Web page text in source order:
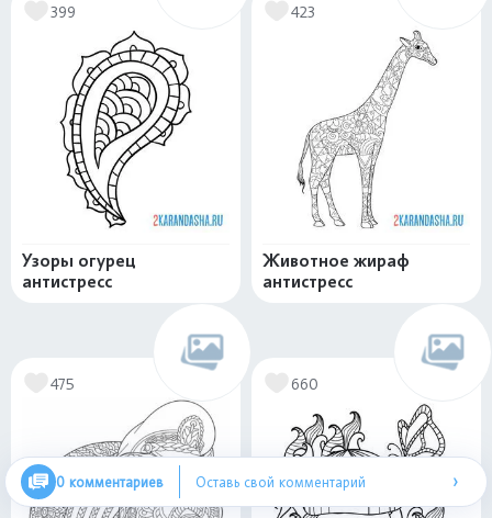
399
Узоры огурец
антистресс
423
Животное жираф
антистресс
475 660
0 комментариев Оставь свой комментарий ›